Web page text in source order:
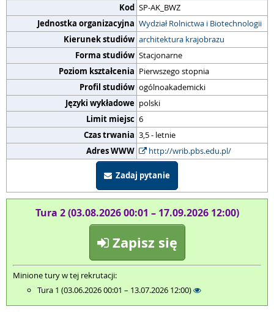
Kod SP-AK_BWZ
Jednostka organizacyjna Wydział Rolnictwa i Biotechnologii
Kierunek studiów architektura krajobrazu
Forma studiów Stacjonarne
Poziom kształcenia Pierwszego stopnia
Profil studiów ogólnoakademicki
Języki wykładowe polski
Limit miejsc 6
Czas trwania 3,5 - letnie
Adres WWW
http://wrib.pbs.edu.pl/
Zadaj pytanie
Tura 2 (03.08.2026 00:01 – 17.09.2026 12:00)
Zapisz się
Minione tury w tej rekrutacji:
Tura 1 (03.06.2026 00:01 – 13.07.2026 12:00)